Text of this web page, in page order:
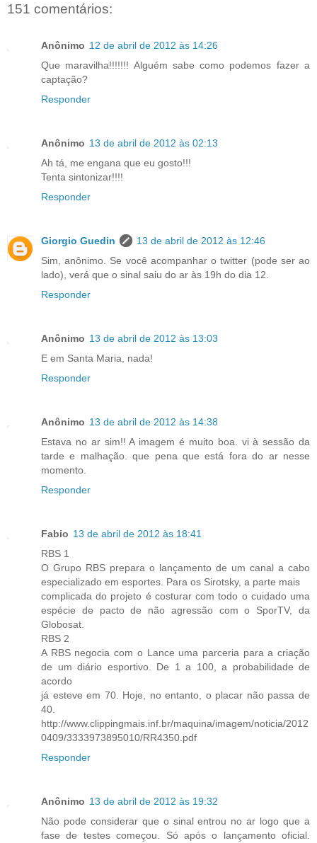
151 comentários:
Anônimo 12 de abril de 2012 às 14:26
Que maravilha!!!!!!! Alguém sabe como podemos fazer a
captação?
Responder
Anônimo 13 de abril de 2012 às 02:13
Ah tá, me engana que eu gosto!!!
Tenta sintonizar!!!!
Responder
Giorgio Guedin
13 de abril de 2012 às 12:46
Sim, anônimo. Se você acompanhar o twitter (pode ser ao
lado), verá que o sinal saiu do ar às 19h do dia 12.
Responder
Anônimo 13 de abril de 2012 às 13:03
E em Santa Maria, nada!
Responder
Anônimo 13 de abril de 2012 às 14:38
Estava no ar sim!! A imagem é muito boa. vi à sessão da
tarde e malhação. que pena que está fora do ar nesse
momento.
Responder
Fabio 13 de abril de 2012 às 18:41
RBS 1
O Grupo RBS prepara o lançamento de um canal a cabo
especializado em esportes. Para os Sirotsky, a parte mais
complicada do projeto é costurar com todo o cuidado uma
espécie de pacto de não agressão com o SporTV, da
Globosat.
RBS 2
A RBS negocia com o Lance uma parceria para a criação
de um diário esportivo. De 1 a 100, a probabilidade de
acordo
já esteve em 70. Hoje, no entanto, o placar não passa de
40.
http://www.clippingmais.inf.br/maquina/imagem/noticia/2012
0409/3333973895010/RR4350.pdf
Responder
Anônimo 13 de abril de 2012 às 19:32
Não pode considerar que o sinal entrou no ar logo que a
fase de testes começou. Só após o lançamento oficial.